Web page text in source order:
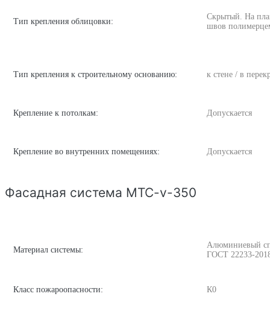
Тип крепления облицовки:
Скрытый. На
швов
Тип крепления к строительному основанию: к стене / в
Крепление к потолкам: Допускается
Крепление во внутренних помещениях: Допускается
Фасадная система MTC-v-350
Материал системы:
Алюминиевый
ГОСТ 22233-
Класс пожароопасности: К0